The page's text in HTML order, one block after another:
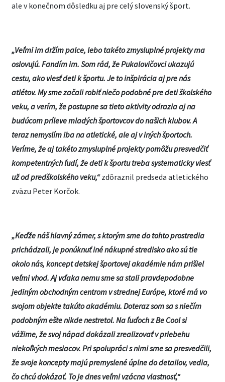
ale v konečnom dôsledku aj pre celý slovenský šport.
„Veľmi im držím palce, lebo takéto zmysluplné projekty ma
oslovujú. Fandím im. Som rád, že Pukalovičovci ukazujú
cestu, ako viesť deti k športu. Je to inšpirácia aj pre nás
atlétov. My sme začali robiť niečo podobné pre deti školského
veku, a verím, že postupne sa tieto aktivity odrazia aj na
budúcom príleve mladých športovcov do našich klubov. A
teraz nemyslím iba na atletické, ale aj v iných športoch.
Veríme, že aj takéto zmysluplné projekty pomôžu presvedčiť
kompetentných ľudí, že deti k športu treba systematicky viesť
už od predškolského veku,“zdôraznil predseda atletického
zväzu Peter Korčok.
„Keďže náš hlavný zámer, s ktorým sme do tohto prostredia
prichádzali, je ponúknuť iné nákupné stredisko ako sú tie
okolo nás, koncept detskej športovej akadémie nám prišiel
veľmi vhod. Aj vďaka nemu sme sa stali pravdepodobne
jediným obchodným centrom v strednej Európe, ktoré má vo
svojom objekte takúto akadémiu. Doteraz som sa s niečím
podobným ešte nikde nestretol. Na ľuďoch z Be Cool si
vážime, že svoj nápad dokázali zrealizovať v priebehu
niekoľkých mesiacov. Pri spolupráci s nimi sme sa presvedčili,
že svoje koncepty majú premyslené úplne do detailov, vedia,
čo chcú dokázať. To je dnes veľmi vzácna vlastnosť,“